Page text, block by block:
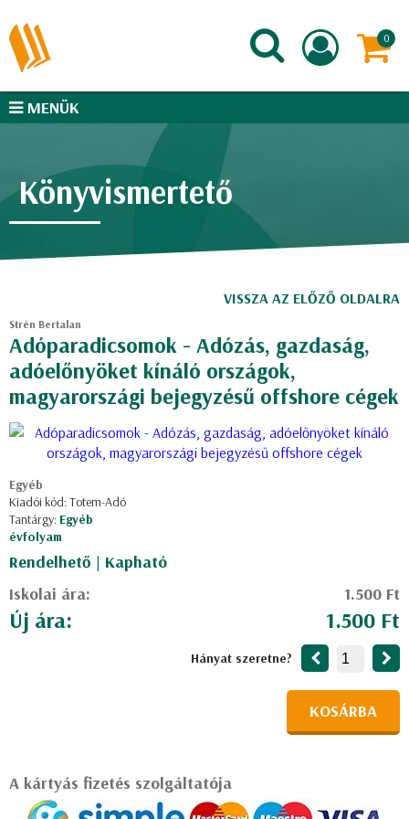
MENÜK
Könyvismertető
VISSZA AZ ELŐZŐ OLDALRA
Strén Bertalan
Adóparadicsomok - Adózás, gazdaság,
adóelőnyöket kínáló országok,
magyarországi bejegyzésű offshore cégek
Egyéb
Kiadói kód: Totem-Adó
Tantárgy: Egyéb
évfolyam
Rendelhető | Kapható
Iskolai ára:
1.500 Ft
Új ára: 1.500 Ft
Hányat szeretne?
KOSÁRBA
A kártyás fizetés szolgáltatója